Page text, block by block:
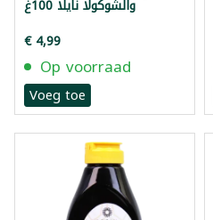
والشوكولا نايلا 100غ
€ 4,99
Op voorraad
Voeg toe